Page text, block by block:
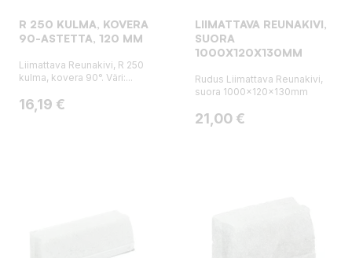
R 250 KULMA, KOVERA
90-ASTETTA, 120 MM
Liimattava Reunakivi, R 250
kulma, kovera 90°. Väri:...
Hinta
16,19 €
LIIMATTAVA REUNAKIVI,
SUORA
1000X120X130MM
Rudus Liimattava Reunakivi,
suora 1000x120x130mm
Hinta
21,00 €